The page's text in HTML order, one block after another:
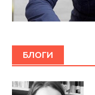
БЛОГИ